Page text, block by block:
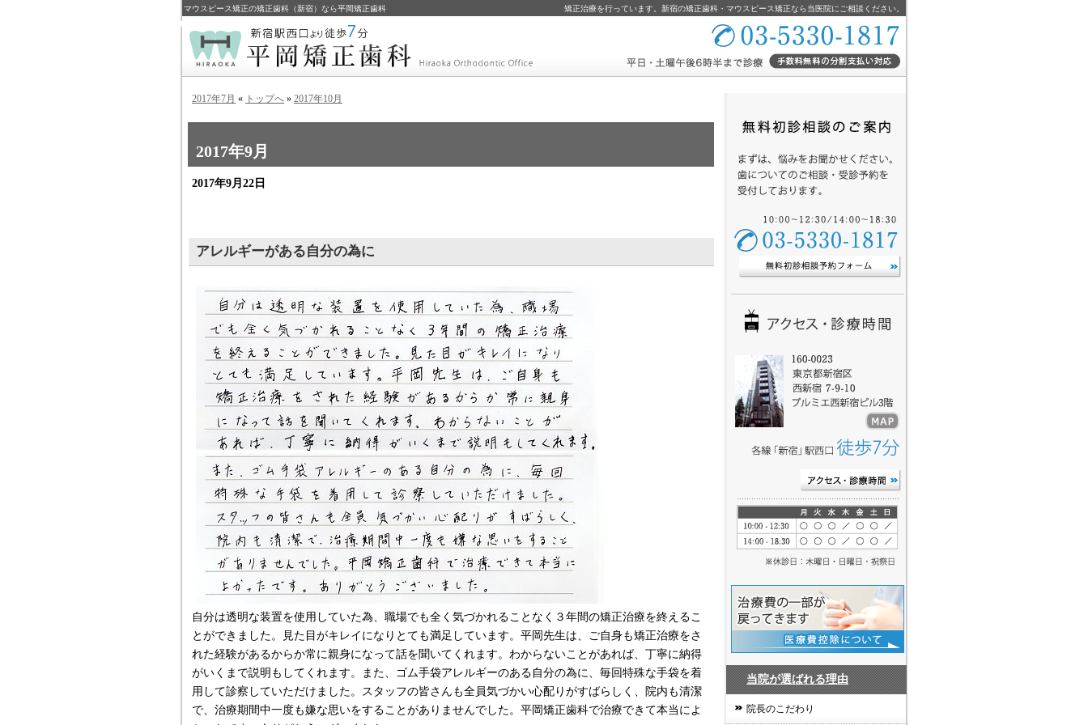
2017年9月
矯正治療を行っています。新宿の矯正歯科・マウスピース矯正なら当医院にご相談ください。
マウスピース矯正の矯正歯科（新宿）なら平岡矯正歯科
2017年7月 « トップへ » 2017年10月
2017年9月22日
アレルギーがある自分の為に
自分は透明な装置を使用していた為、職場でも全く気づかれることなく３年間の矯正治療を終えるこ
とができました。見た目がキレイになりとても満足しています。平岡先生は、ご自身も矯正治療をさ
れた経験があるからか常に親身になって話を聞いてくれます。わからないことがあれば、丁寧に納得
がいくまで説明もしてくれます。また、ゴム手袋アレルギーのある自分の為に、毎回特殊な手袋を着
用して診察していただけました。スタッフの皆さんも全員気づかい心配りがすばらしく、院内も清潔
で、治療期間中一度も嫌な思いをすることがありませんでした。平岡矯正歯科で治療できて本当によ
当院が選ばれる理由
院長のこだわり